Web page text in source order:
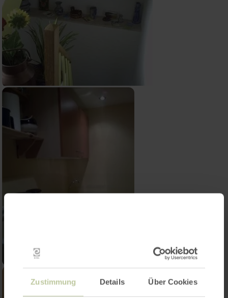
Zustimmung Details Über Cookies